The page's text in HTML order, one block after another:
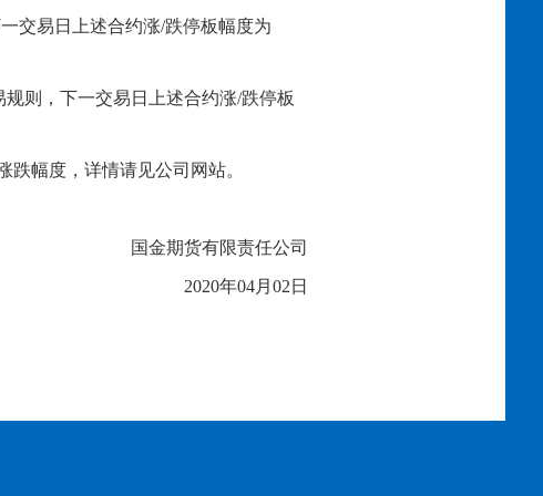
交易日上述合约涨/跌停板幅度为
则，下一交易日上述合约涨/跌停板
幅度，详情请见公司网站。
国金期货有限责任公司
2020年04月 02 日